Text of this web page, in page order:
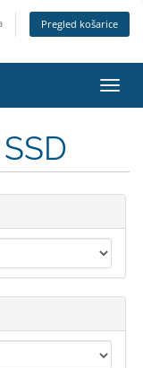
Pregled košarice